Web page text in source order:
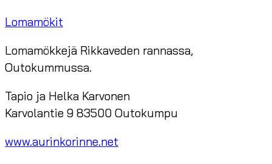
Lomamökit
Lomamökkejä Rikkaveden rannassa,
Outokummussa.
Tapio ja Helka Karvonen
Karvolantie 9 83500 Outokumpu
www.aurinkorinne.net